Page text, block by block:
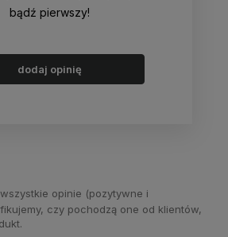
bądź pierwszy!
dodaj opinię
opinie (pozytywne i
czy pochodzą one od klientów,